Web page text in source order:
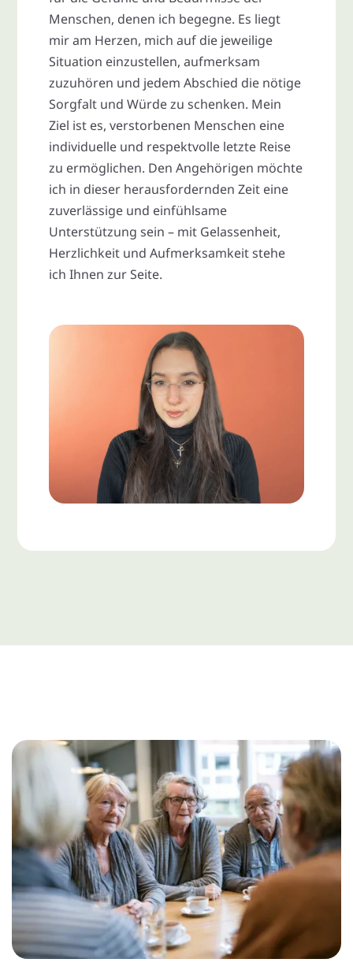
Menschen, denen ich begegne. Es liegt
mir am Herzen, mich auf die jeweilige
Situation einzustellen, aufmerksam
zuzuhören und jedem Abschied die nötige
Sorgfalt und Würde zu schenken. Mein
Ziel ist es, verstorbenen Menschen eine
individuelle und respektvolle letzte Reise
zu ermöglichen. Den Angehörigen möchte
ich in dieser herausfordernden Zeit eine
zuverlässige und einfühlsame
Unterstützung sein – mit Gelassenheit,
Herzlichkeit und Aufmerksamkeit stehe
ich Ihnen zur Seite.